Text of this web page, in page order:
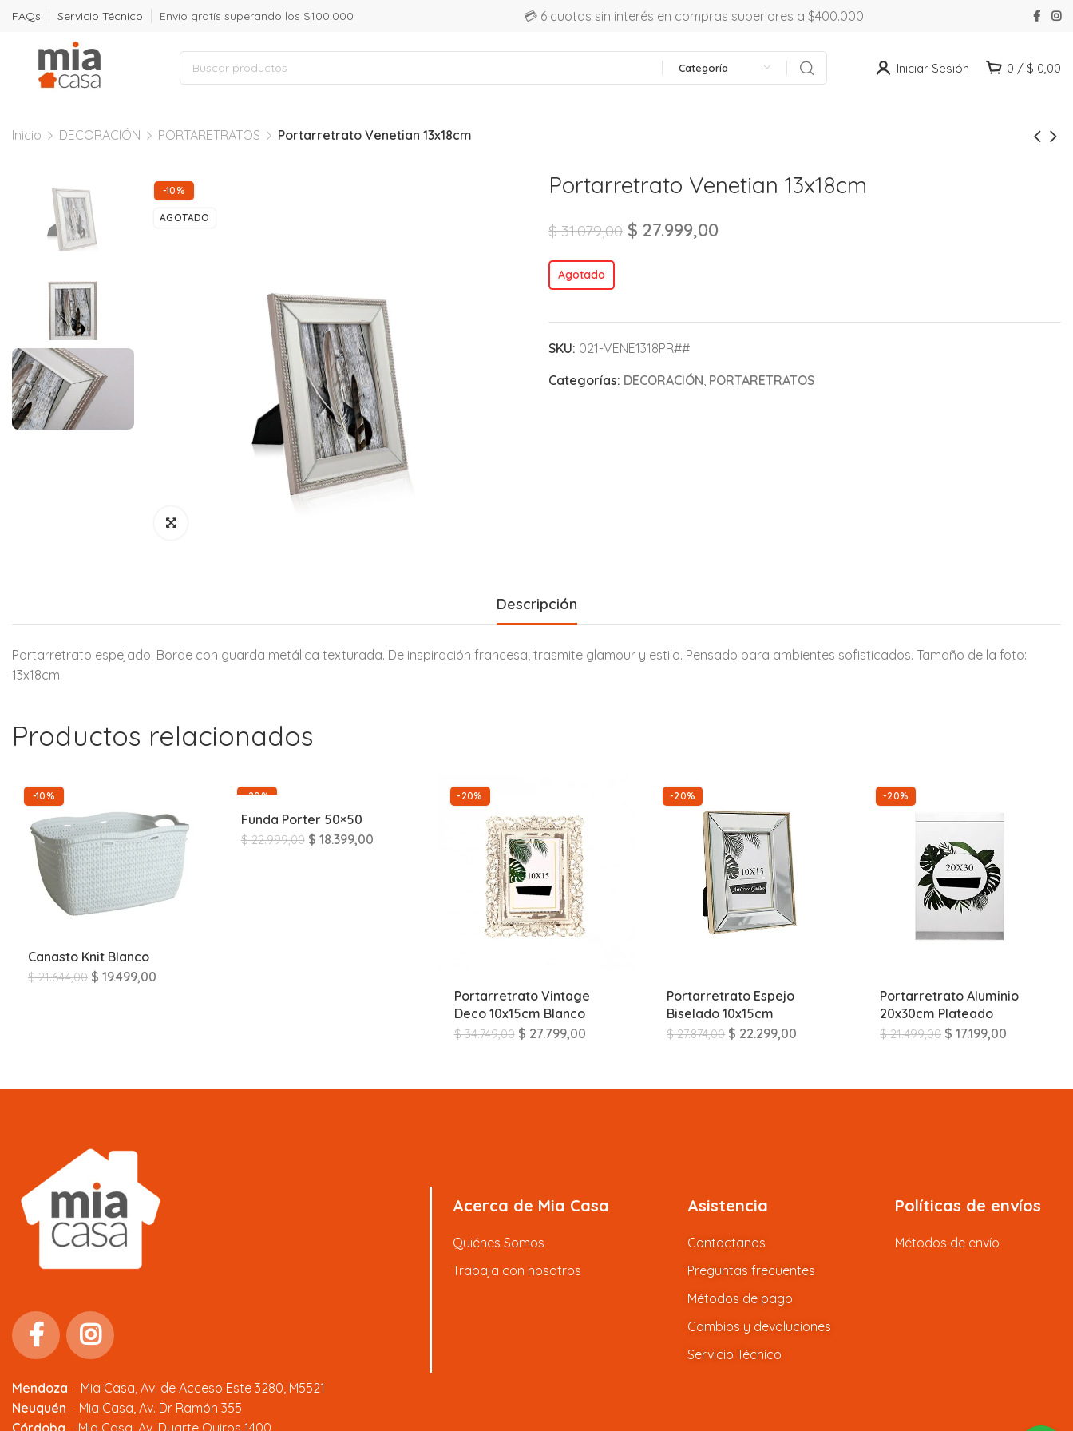
FAQs Servicio Técnico Envío gratís superando los $100.000 💳 6 cuotas sin interés en compras superiores a $400.000
Categoría Iniciar Sesión 0 / $ 0,00
Inicio DECORACIÓN PORTARETRATOS Portarretrato Venetian 13x18cm
-10%
AGOTADO
Portarretrato Venetian 13x18cm
$31.079,00 $ 27.999,00
Agotado
SKU: 021-VENE1318PR##
Categorías: DECORACIÓN PORTARETRATOS
Descripción
Portarretrato espejado. Borde con guarda metálica texturada. De inspiración francesa, trasmite glamour y estilo. Pensado para ambientes sofisticados. Tamaño de la foto:
13x18cm
Productos relacionados
-10%
Canasto Knit Blanco
$21.644,00 $ 19.499,00
-20%
Funda Porter 50×50
$22.999,00 $ 18.399,00
-20%
Portarretrato Vintage
Deco 10x15cm Blanco
$34.749,00 $ 27.799,00
-20%
Portarretrato Espejo
Biselado 10x15cm
$27.874,00 $ 22.299,00
-20%
Portarretrato Aluminio
20x30cm Plateado
$21.499,00 $ 17.199,00
Mendoza – Mia Casa, Av. de Acceso Este 3280, M5521
Neuquén – Mia Casa, Av. Dr Ramón 355
Acerca de Mia Casa
Quiénes Somos
Trabaja con nosotros
Asistencia
Contactanos
Preguntas frecuentes
Métodos de pago
Cambios y devoluciones
Servicio Técnico
Políticas de envíos
Métodos de envío